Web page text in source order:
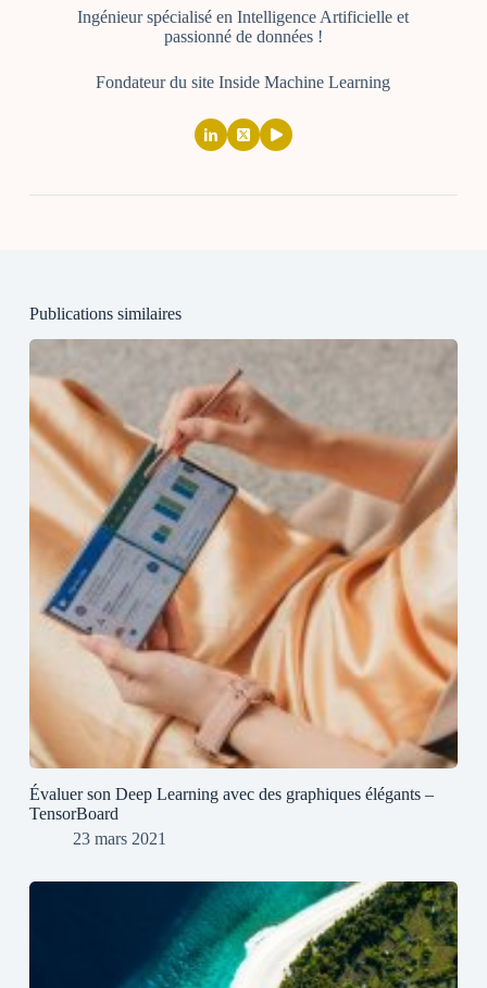
Ingénieur spécialisé en Intelligence Artificielle et
passionné de données !
Fondateur du site Inside Machine Learning
Publications similaires
Évaluer son Deep Learning avec des graphiques élégants –
TensorBoard
23 mars 2021